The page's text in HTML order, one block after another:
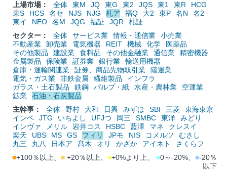
上場市場：
全体 東M JQ 東G 東2 JQS 東1 東R
HCG
東S
HCS 名セ NJS NJG 札ア 福Q 大2 東P 名N
名2
東イ
NEO 名M JQG 福証 JQR
札証
セクター：
全体 サービス業 情報・通信業
小売業
不動産業
卸売業 電気機器 REIT 機械 化学
医薬品
その他製品
建設業 食料品 その他金融業 通信業
精密機器
金属製品
保険業 証券業 銀行業
輸送用機器
倉庫・運輸関連業
証券、商品先物取引業
陸運業
電気・ガス業
非鉄金属 繊維製品
インフラ
ガラス・土石製品
鉄鋼 パルプ・紙 水産・農林業
空運業
鉱業
石油・石炭製品
主幹事：
全体 野村 大和 日興 みずほ SBI 三菱
東海東京
インベ
JTG いちよし UFJつ 岡三 SMBC 東洋
みどり
インヴァ
メリル 岩井コス HSBC 藍澤 マネ
クレスイ
楽天
UBS MS GS フィリ JPモ NIS コメルツ
むさし
丸三
丸八 日本ア 髙木 オリ かざか アイネト
さくらフ
■+100％以上、 ■ +20％以上、 ■+0%より上、 ■0～-20%、 ■-20％
以下